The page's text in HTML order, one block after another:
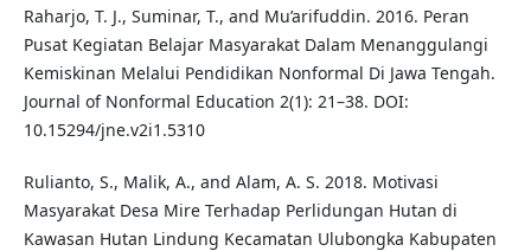
Raharjo, T. J., Suminar, T., and Mu’arifuddin. 2016. Peran
Pusat Kegiatan Belajar Masyarakat Dalam Menanggulangi
Kemiskinan Melalui Pendidikan Nonformal Di Jawa Tengah.
Journal of Nonformal Education 2(1): 21–38. DOI:
10.15294/jne.v2i1.5310
Rulianto, S., Malik, A., and Alam, A. S. 2018. Motivasi
Masyarakat Desa Mire Terhadap Perlidungan Hutan di
Kawasan Hutan Lindung Kecamatan Ulubongka Kabupaten